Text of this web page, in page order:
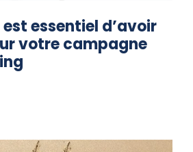
essentiel d’avoir
votre campagne